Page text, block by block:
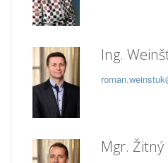
Ing.
Mgr. Žitný